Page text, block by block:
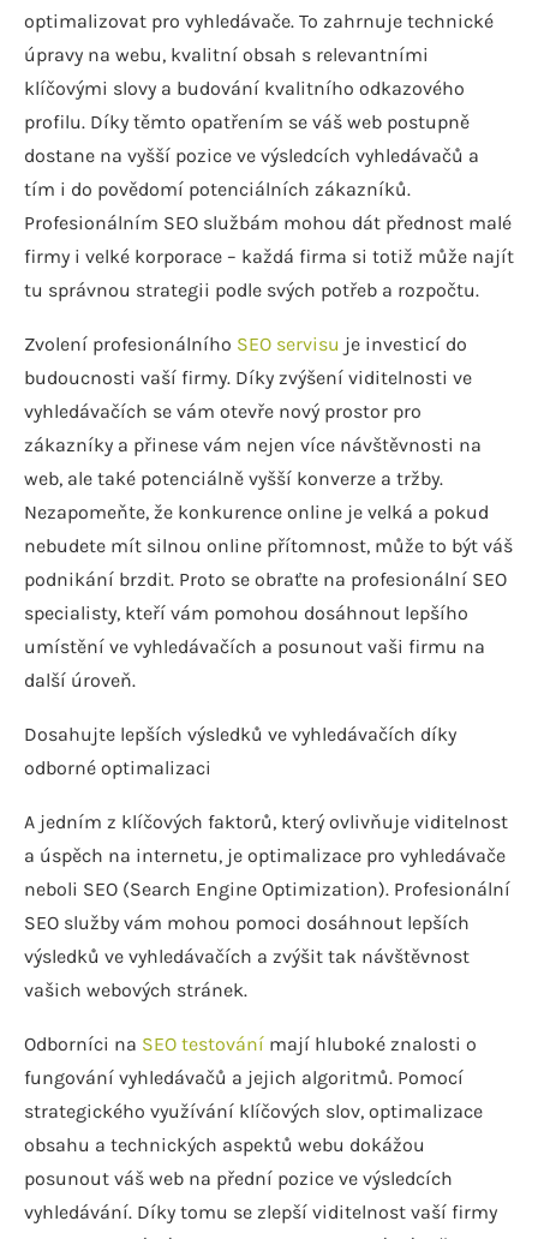
optimalizovat pro vyhledávače. To zahrnuje technické
úpravy na webu, kvalitní obsah s relevantními
klíčovými slovy a budování kvalitního odkazového
profilu. Díky těmto opatřením se váš web postupně
dostane na vyšší pozice ve výsledcích vyhledávačů a
tím i do povědomí potenciálních zákazníků.
Profesionálním SEO službám mohou dát přednost malé
firmy i velké korporace – každá firma si totiž může najít
tu správnou strategii podle svých potřeb a rozpočtu.
Zvolení profesionálního SEO servisu je investicí do
budoucnosti vaší firmy. Díky zvýšení viditelnosti ve
vyhledávačích se vám otevře nový prostor pro
zákazníky a přinese vám nejen více návštěvnosti na
web, ale také potenciálně vyšší konverze a tržby.
Nezapomeňte, že konkurence online je velká a pokud
nebudete mít silnou online přítomnost, může to být váš
podnikání brzdit. Proto se obraťte na profesionální SEO
specialisty, kteří vám pomohou dosáhnout lepšího
umístění ve vyhledávačích a posunout vaši firmu na
další úroveň.
Dosahujte lepších výsledků ve vyhledávačích díky
odborné optimalizaci
A jedním z klíčových faktorů, který ovlivňuje viditelnost
a úspěch na internetu, je optimalizace pro vyhledávače
neboli SEO (Search Engine Optimization). Profesionální
SEO služby vám mohou pomoci dosáhnout lepších
výsledků ve vyhledávačích a zvýšit tak návštěvnost
vašich webových stránek.
Odborníci na SEO testování mají hluboké znalosti o
fungování vyhledávačů a jejich algoritmů. Pomocí
strategického využívání klíčových slov, optimalizace
obsahu a technických aspektů webu dokážou
posunout váš web na přední pozice ve výsledcích
vyhledávání. Díky tomu se zlepší viditelnost vaší firmy